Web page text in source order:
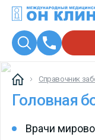
Справочник
Головная
Врачи